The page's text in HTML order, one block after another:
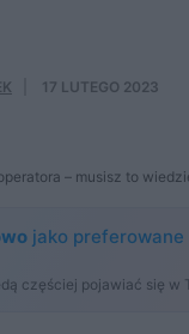
17 LUTEGO 2023
– musisz to
jako preferowane
częściej pojawiać się w